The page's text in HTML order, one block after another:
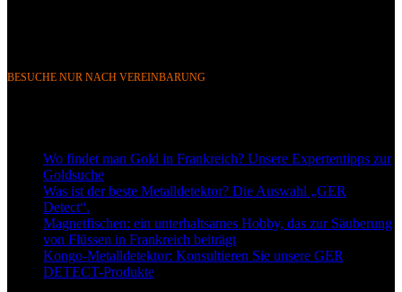
BESUCHE NUR NACH VEREINBARUNG
Wo findet man Gold in Frankreich? Unsere Expertentipps zur
Goldsuche
Was ist der beste Metalldetektor? Die Auswahl „GER
Detect“.
Magnetfischen: ein unterhaltsames Hobby, das zur Säuberung
von Flüssen in Frankreich beiträgt
Kongo-Metalldetektor: Konsultieren Sie unsere GER
DETECT-Produkte